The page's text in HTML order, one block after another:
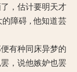
，估计要明天才
障碍 , 他知道芸
有种同床异梦的
，说他嫉妒也罢